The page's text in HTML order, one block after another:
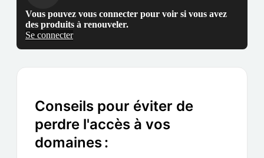
Vous pouvez vous connecter pour voir si vous avez
des produits à renouveler.
Se connecter
Conseils pour éviter de
perdre l'accès à vos
domaines :